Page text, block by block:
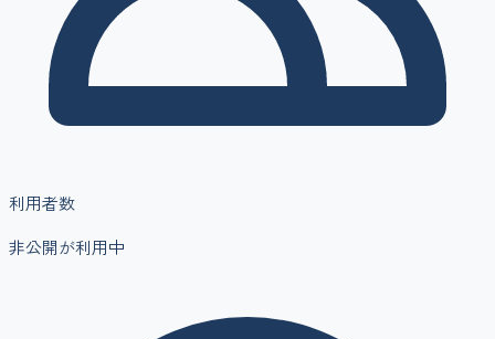
利用者数
非公開が利用中